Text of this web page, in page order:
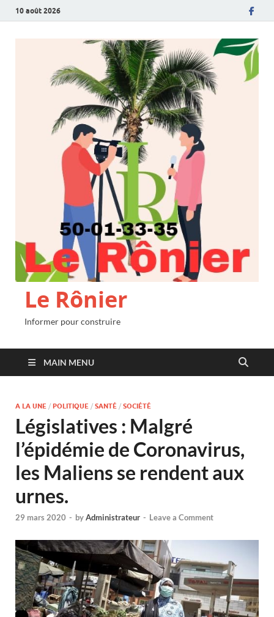
10 août 2026
Le Rônier
Informer pour construire
MAIN MENU
A LA UNE / POLITIQUE / SANTÉ / SOCIÉTÉ
Législatives : Malgré
l’épidémie de Coronavirus,
les Maliens se rendent aux
urnes.
29 mars 2020 - byAdministrateur - Leave a Comment